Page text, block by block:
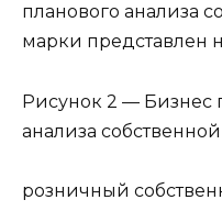
планового анализа
марки представлен
Рисунок 2 — Бизнес
анализа
розничный